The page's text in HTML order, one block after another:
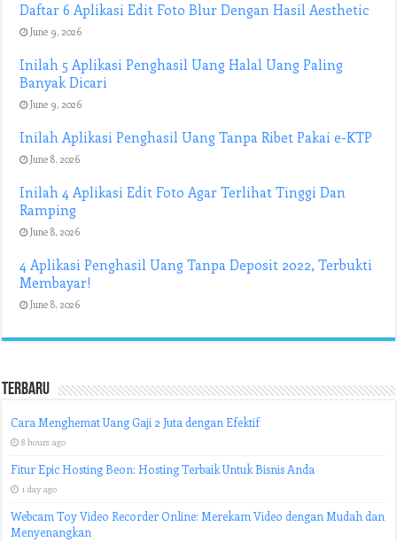
Daftar 6 Aplikasi Edit Foto Blur Dengan Hasil Aesthetic
June 9, 2026
Inilah 5 Aplikasi Penghasil Uang Halal Uang Paling
Banyak Dicari
June 9, 2026
Inilah Aplikasi Penghasil Uang Tanpa Ribet Pakai e-KTP
June 8, 2026
Inilah 4 Aplikasi Edit Foto Agar Terlihat Tinggi Dan
Ramping
June 8, 2026
4 Aplikasi Penghasil Uang Tanpa Deposit 2022, Terbukti
Membayar!
June 8, 2026
Terbaru
Cara Menghemat Uang Gaji 2 Juta dengan Efektif
8 hours ago
Fitur Epic Hosting Beon: Hosting Terbaik Untuk Bisnis Anda
1 day ago
Webcam Toy Video Recorder Online: Merekam Video dengan Mudah dan
Menyenangkan